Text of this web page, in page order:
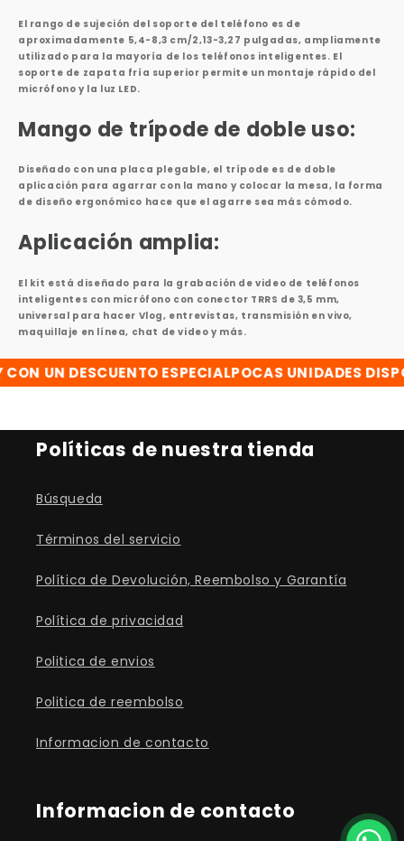
El rango de sujeción del soporte del teléfono es de
aproximadamente 5,4-8,3 cm/2,13-3,27 pulgadas, ampliamente
utilizado para la mayoría de los teléfonos inteligentes. El
soporte de zapata fría superior permite un montaje rápido del
micrófono y la luz LED.
Mango de trípode de doble uso:
Diseñado con una placa plegable, el trípode es de doble
aplicación para agarrar con la mano y colocar la mesa, la forma
de diseño ergonómico hace que el agarre sea más cómodo.
Aplicación amplia:
El kit está diseñado para la grabación de video de teléfonos
inteligentes con micrófono con conector TRRS de 3,5 mm,
universal para hacer Vlog, entrevistas, transmisión en vivo,
maquillaje en línea, chat de video y más.
UN DESCUENTO ESPECIALPOCAS UNIDADES
Políticas de nuestra tienda
Búsqueda
Términos del servicio
Política de Devolución, Reembolso y Garantía
Política de privacidad
Politica de envios
Politica de reembolso
Informacion de contacto
Informacion de contacto